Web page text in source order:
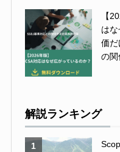
【
は
価だ
の
解説ランキング
1